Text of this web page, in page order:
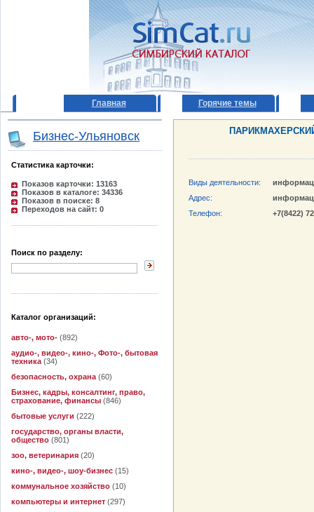
Главная Горячие темы
Бизнес-Ульяновск
Статистика карточки:
Показов карточки: 13163
Показов в каталоге: 34336
Показов в поиске: 8
Переходов на сайт: 0
Поиск по разделу:
Каталог организаций:
авто-, мото- (892)
аудио-, видео-, кино-, Фото-, бытовая
техника (34)
безопасность, охрана (60)
Бизнес, кадры, консалтинг, право,
страхование, финансы (846)
бытовые услуги (222)
государство, органы власти,
общество (801)
зоо, ветеринария (20)
кино-, видео-, шоу-бизнес (15)
коммунальное хозяйство (10)
компьютеры и интернет (297)
Виды деятельности:
Адрес:
Телефон:
+7(8422)